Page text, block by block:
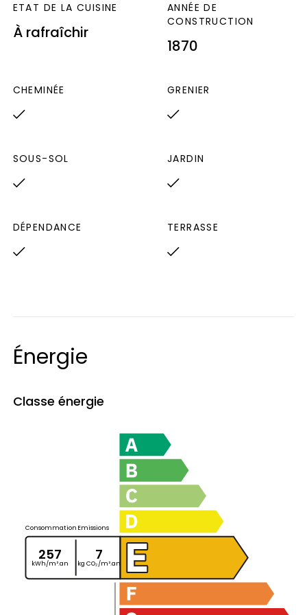
indexés sur les années 2021, 2022 et 2023
(abonnements compris) « Les informations
sont disponibles sur le site Géorisques :
ETAT DE LA CUISINE
À rafraîchir
ANNÉE DE
CONSTRUCTION
1870
CHEMINÉE GRENIER
SOUS-SOL JARDIN
DÉPENDANCE TERRASSE
Énergie
Classe énergie
Consommation
257
kWh/m².an
Emissions
7
kg CO₂/m².an